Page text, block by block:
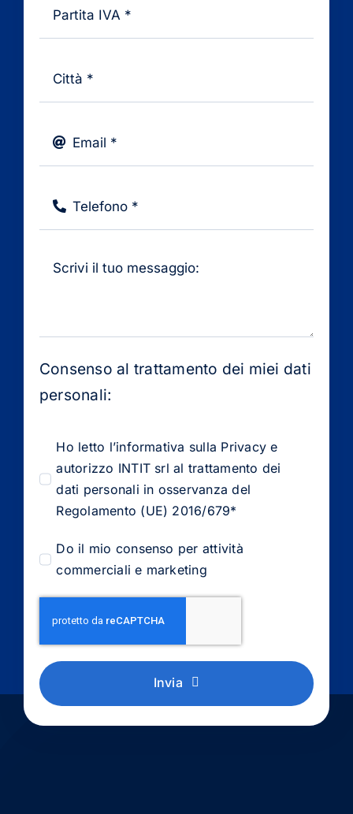
Consenso al trattamento dei miei dati
personali:
Ho letto l’informativa sulla Privacy e
autorizzo INTIT srl al trattamento dei
dati personali in osservanza del
Regolamento (UE) 2016/679*
Do il mio consenso per attività
commerciali e marketing
Invia